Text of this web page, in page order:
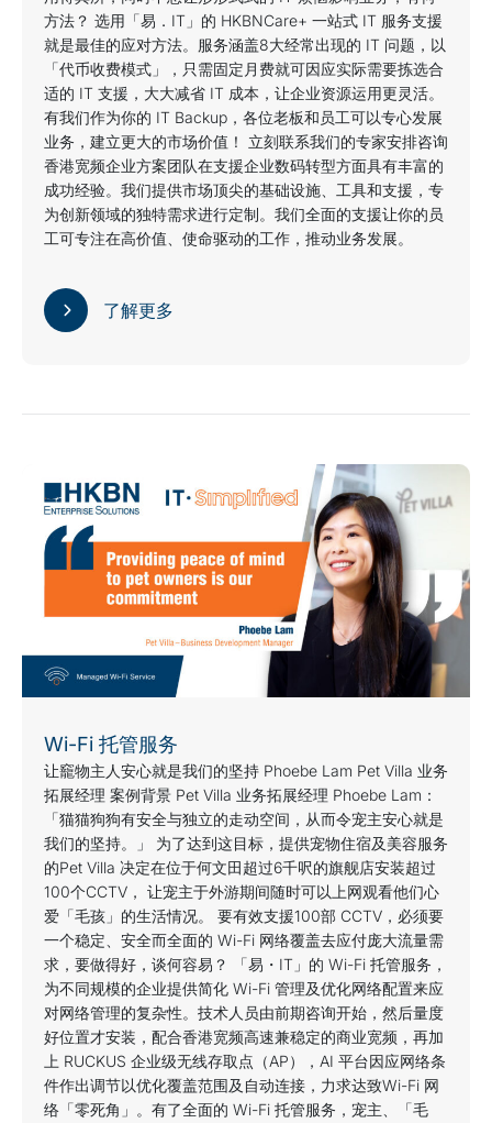
方法？ 选用「易．IT」的 HKBNCare+ 一站式 IT 服务支援
就是最佳的应对方法。服务涵盖8大经常出现的 IT 问题，以
「代币收费模式」，只需固定月费就可因应实际需要拣选合
适的 IT 支援，大大减省 IT 成本，让企业资源运用更灵活。
有我们作为你的 IT Backup，各位老板和员工可以专心发展
业务，建立更大的市场价值！ 立刻联系我们的专家安排咨询
香港宽频企业方案团队在支援企业数码转型方面具有丰富的
成功经验。我们提供市场顶尖的基础设施、工具和支援，专
为创新领域的独特需求进行定制。我们全面的支援让你的员
工可专注在高价值、使命驱动的工作，推动业务发展。
了解更多
Wi-Fi 托管服务
让竉物主人安心就是我们的坚持 Phoebe Lam Pet Villa 业务
拓展经理 案例背景 Pet Villa 业务拓展经理 Phoebe Lam：
「猫猫狗狗有安全与独立的走动空间，从而令宠主安心就是
我们的坚持。」 为了达到这目标，提供宠物住宿及美容服务
的Pet Villa 决定在位于何文田超过6千呎的旗舰店安装超过
100个CCTV， 让宠主于外游期间随时可以上网观看他们心
爱「毛孩」的生活情况。 要有效支援100部 CCTV，必须要
一个稳定、安全而全面的 Wi-Fi 网络覆盖去应付庞大流量需
求，要做得好，谈何容易？ 「易・IT」的 Wi-Fi 托管服务，
为不同规模的企业提供简化 Wi-Fi 管理及优化网络配置来应
对网络管理的复杂性。技术人员由前期咨询开始，然后量度
好位置才安装，配合香港宽频高速兼稳定的商业宽频，再加
上 RUCKUS 企业级无线存取点（AP），AI 平台因应网络条
件作出调节以优化覆盖范围及自动连接，力求达致Wi-Fi 网
络「零死角」。有了全面的 Wi-Fi 托管服务，宠主、「毛